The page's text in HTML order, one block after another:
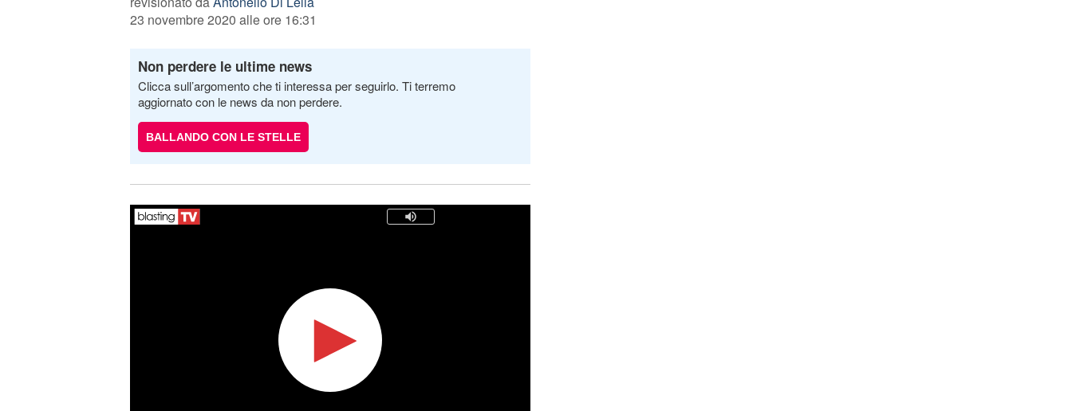
23 novembre 2020 alle ore 16:31
Non perdere le ultime news
Clicca sull’argomento che ti interessa per seguirlo. Ti terremo
aggiornato con le news da non perdere.
BALLANDO CON LE STELLE